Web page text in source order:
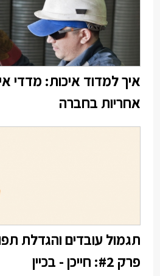
איך למדוד איכות: מדדי
אחריות בחברה
תגמול עובדים והגדלת
פרק #2: חייכן - בכיין